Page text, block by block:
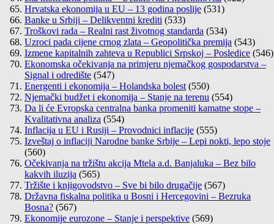
Hrvatska ekonomija u EU – 13 godina poslije (531)
Banke u Srbiji – Delikventni krediti (533)
Troškovi rada – Realni rast životnog standarda (534)
Uzroci pada cijene crnog zlata – Geopolitička premija (543)
Izmene kapitalnih zahteva u Republici Srpskoj – Posledice (546)
Ekonomska očekivanja na primjeru njemačkog gospodarstva –
Signal i odredište (547)
Energenti i ekonomija – Holandska bolest (550)
Njemački budžet i ekonomija – Stanje na terenu (554)
Da li će Evropska centralna banka promeniti kamatne stope –
Kvalitativna analiza (554)
Inflacija u EU i Rusiji – Provodnici inflacije (555)
Izveštaj o inflaciji Narodne banke Srbije – Lepi nokti, lepo stoje
(560)
Očekivanja na tržištu akcija Mtela a.d. Banjaluka – Bez bilo
kakvih iluzija (565)
Tržište i knjigovodstvo – Sve bi bilo drugačije (567)
Državna fiskalna politika u Bosni i Hercegovini – Bezruka
Bosna? (567)
Ekonomije eurozone – Stanje i perspektive (569)